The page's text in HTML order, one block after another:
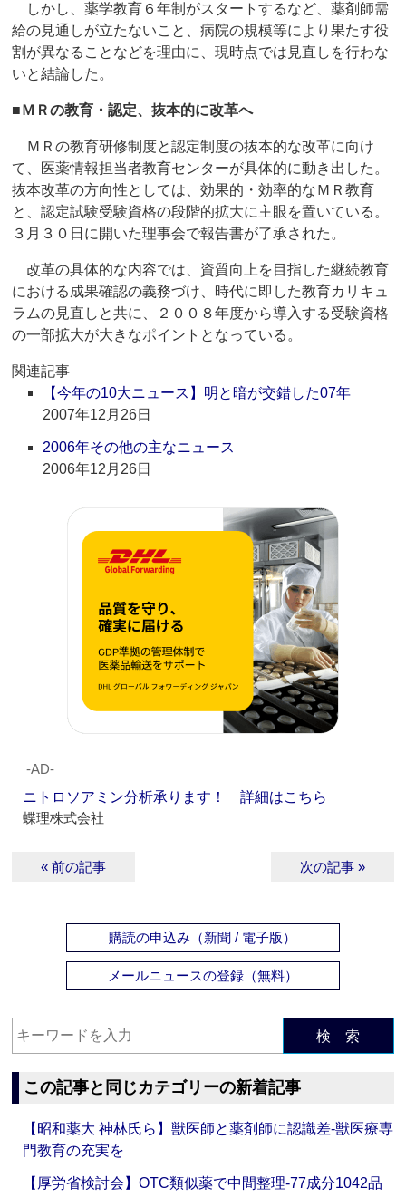
しかし、薬学教育６年制がスタートするなど、薬剤師需
給の見通しが立たないこと、病院の規模等により果たす役
割が異なることなどを理由に、現時点では見直しを行わな
いと結論した。
■ＭＲの教育・認定、抜本的に改革へ
ＭＲの教育研修制度と認定制度の抜本的な改革に向け
て、医薬情報担当者教育センターが具体的に動き出した。
抜本改革の方向性としては、効果的・効率的なＭＲ教育
と、認定試験受験資格の段階的拡大に主眼を置いている。
３月３０日に開いた理事会で報告書が了承された。
改革の具体的な内容では、資質向上を目指した継続教育
における成果確認の義務づけ、時代に即した教育カリキュ
ラムの見直しと共に、２００８年度から導入する受験資格
の一部拡大が大きなポイントとなっている。
関連記事
【今年の10大ニュース】明と暗が交錯した07年
2007年12月26日
2006年その他の主なニュース
2006年12月26日
‐AD‐
ニトロソアミン分析承ります！ 詳細はこちら
蝶理株式会社
« 前の記事 次の記事 »
購読の申込み（新聞 / 電子版）
メールニュースの登録（無料）
検 索
この記事と同じカテゴリーの新着記事
【昭和薬大 神林氏ら】獣医師と薬剤師に認識差‐獣医療専
門教育の充実を
【厚労省検討会】OTC類似薬で中間整理‐77成分1042品